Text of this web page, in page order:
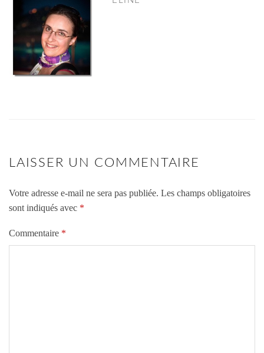
LAISSER UN COMMENTAIRE
Votre adresse e-mail ne sera pas publiée. Les champs obligatoires
sont indiqués avec *
Commentaire *